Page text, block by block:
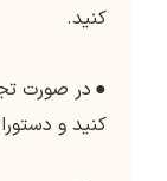
کنید.
● در صورت
کنید و